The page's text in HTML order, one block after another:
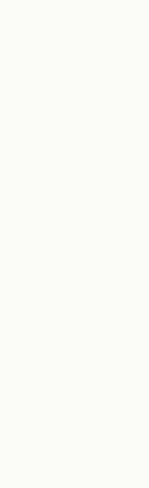
Choisissez,
vélo avec
Qui
guide officiel